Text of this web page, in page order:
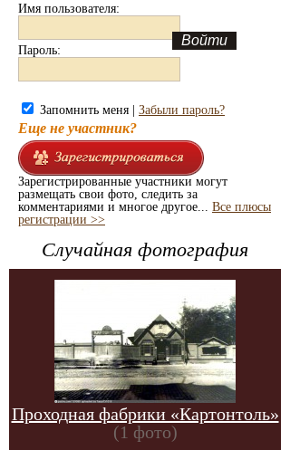
Имя пользователя:
Пароль:
Запомнить меня | Забыли пароль?
Еще не участник?
Зарегистрированные участники могут
размещать свои фото, следить за
комментариями и многое другое... Все плюсы
регистрации >>
Случайная фотография
Проходная фабрики «Картонтоль»
(1 фото)